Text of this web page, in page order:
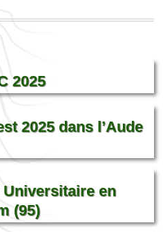
2025
2025 dans l’Aude
Universitaire en
(95)